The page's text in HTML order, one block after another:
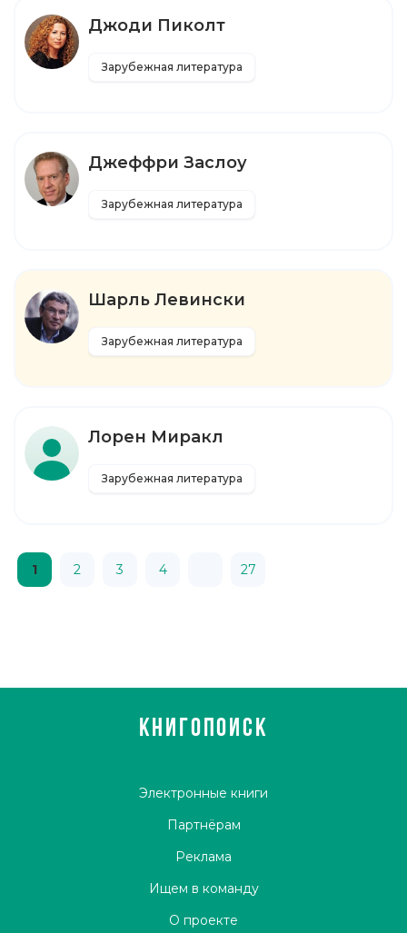
Джоди Пиколт
Зарубежная литература
Джеффри Заслоу
Зарубежная литература
Шарль Левински
Зарубежная литература
Лорен Миракл
Зарубежная литература
1 2 3 4 27
КНИГОПОИСК
Электронные книги
Партнёрам
Реклама
Ищем в команду
О проекте